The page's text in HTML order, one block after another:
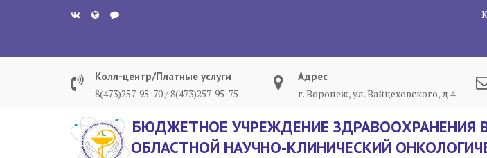
Колл-центр/Платные услуги
8(473)257-95-70 / 8(473)257-95-75
Адрес
г. Воронеж, ул. Вайцеховского, д 4
БЮДЖЕТНОЕ УЧРЕЖДЕНИЕ ЗДРАВООХРАНЕНИЯ
ОБЛАСТНОЙ НАУЧНО-КЛИНИЧЕСКИЙ